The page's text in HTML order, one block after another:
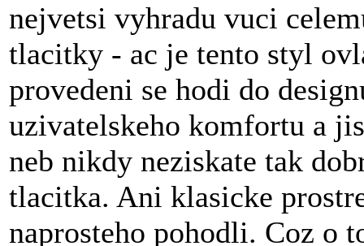
nejvetsi vyhradu vuci
tlacitky - ac je tento styl
provedeni se hodi do
uzivatelskeho komfortu a
neb nikdy neziskate tak
tlacitka. Ani klasicke
naprosteho pohodli. Coz o